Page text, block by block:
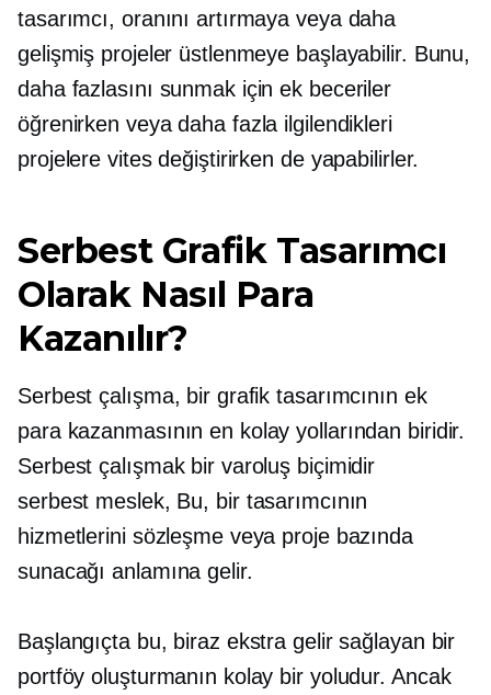
tasarımcı, oranını artırmaya veya daha
gelişmiş projeler üstlenmeye başlayabilir. Bunu,
daha fazlasını sunmak için ek beceriler
öğrenirken veya daha fazla ilgilendikleri
projelere vites değiştirirken de yapabilirler.
Serbest Grafik Tasarımcı
Olarak Nasıl Para
Kazanılır?
Serbest çalışma, bir grafik tasarımcının ek
para kazanmasının en kolay yollarından biridir.
Serbest çalışmak bir varoluş biçimidir
serbest meslek, Bu, bir tasarımcının
hizmetlerini sözleşme veya proje bazında
sunacağı anlamına gelir.
Başlangıçta bu, biraz ekstra gelir sağlayan bir
portföy oluşturmanın kolay bir yoludur. Ancak